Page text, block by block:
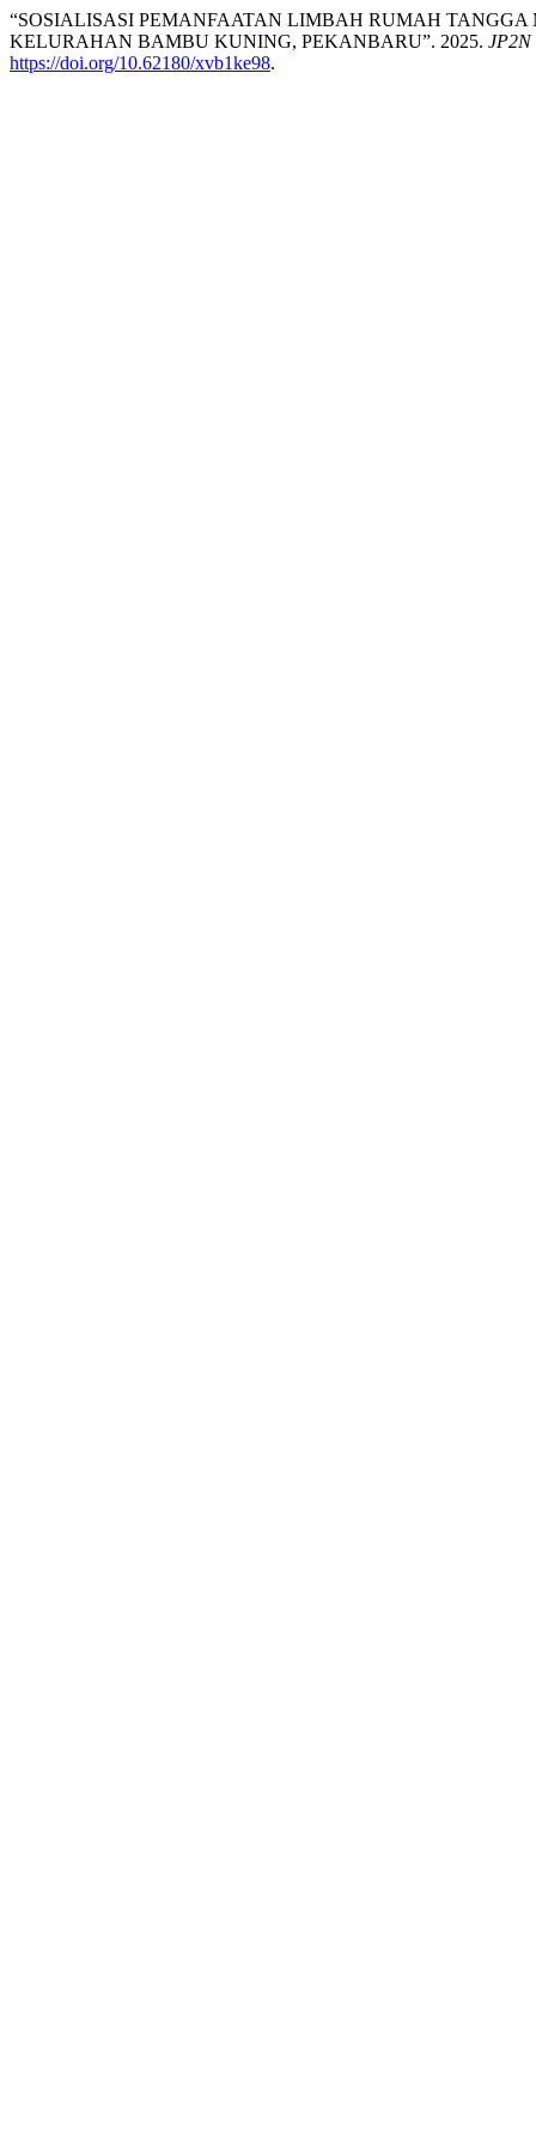
“SOSIALISASI PEMANFAATAN LIMBAH RUMAH
KELURAHAN BAMBU KUNING, PEKANBARU”. 2025. JP2N
https://doi.org/10.62180/xvb1ke98.